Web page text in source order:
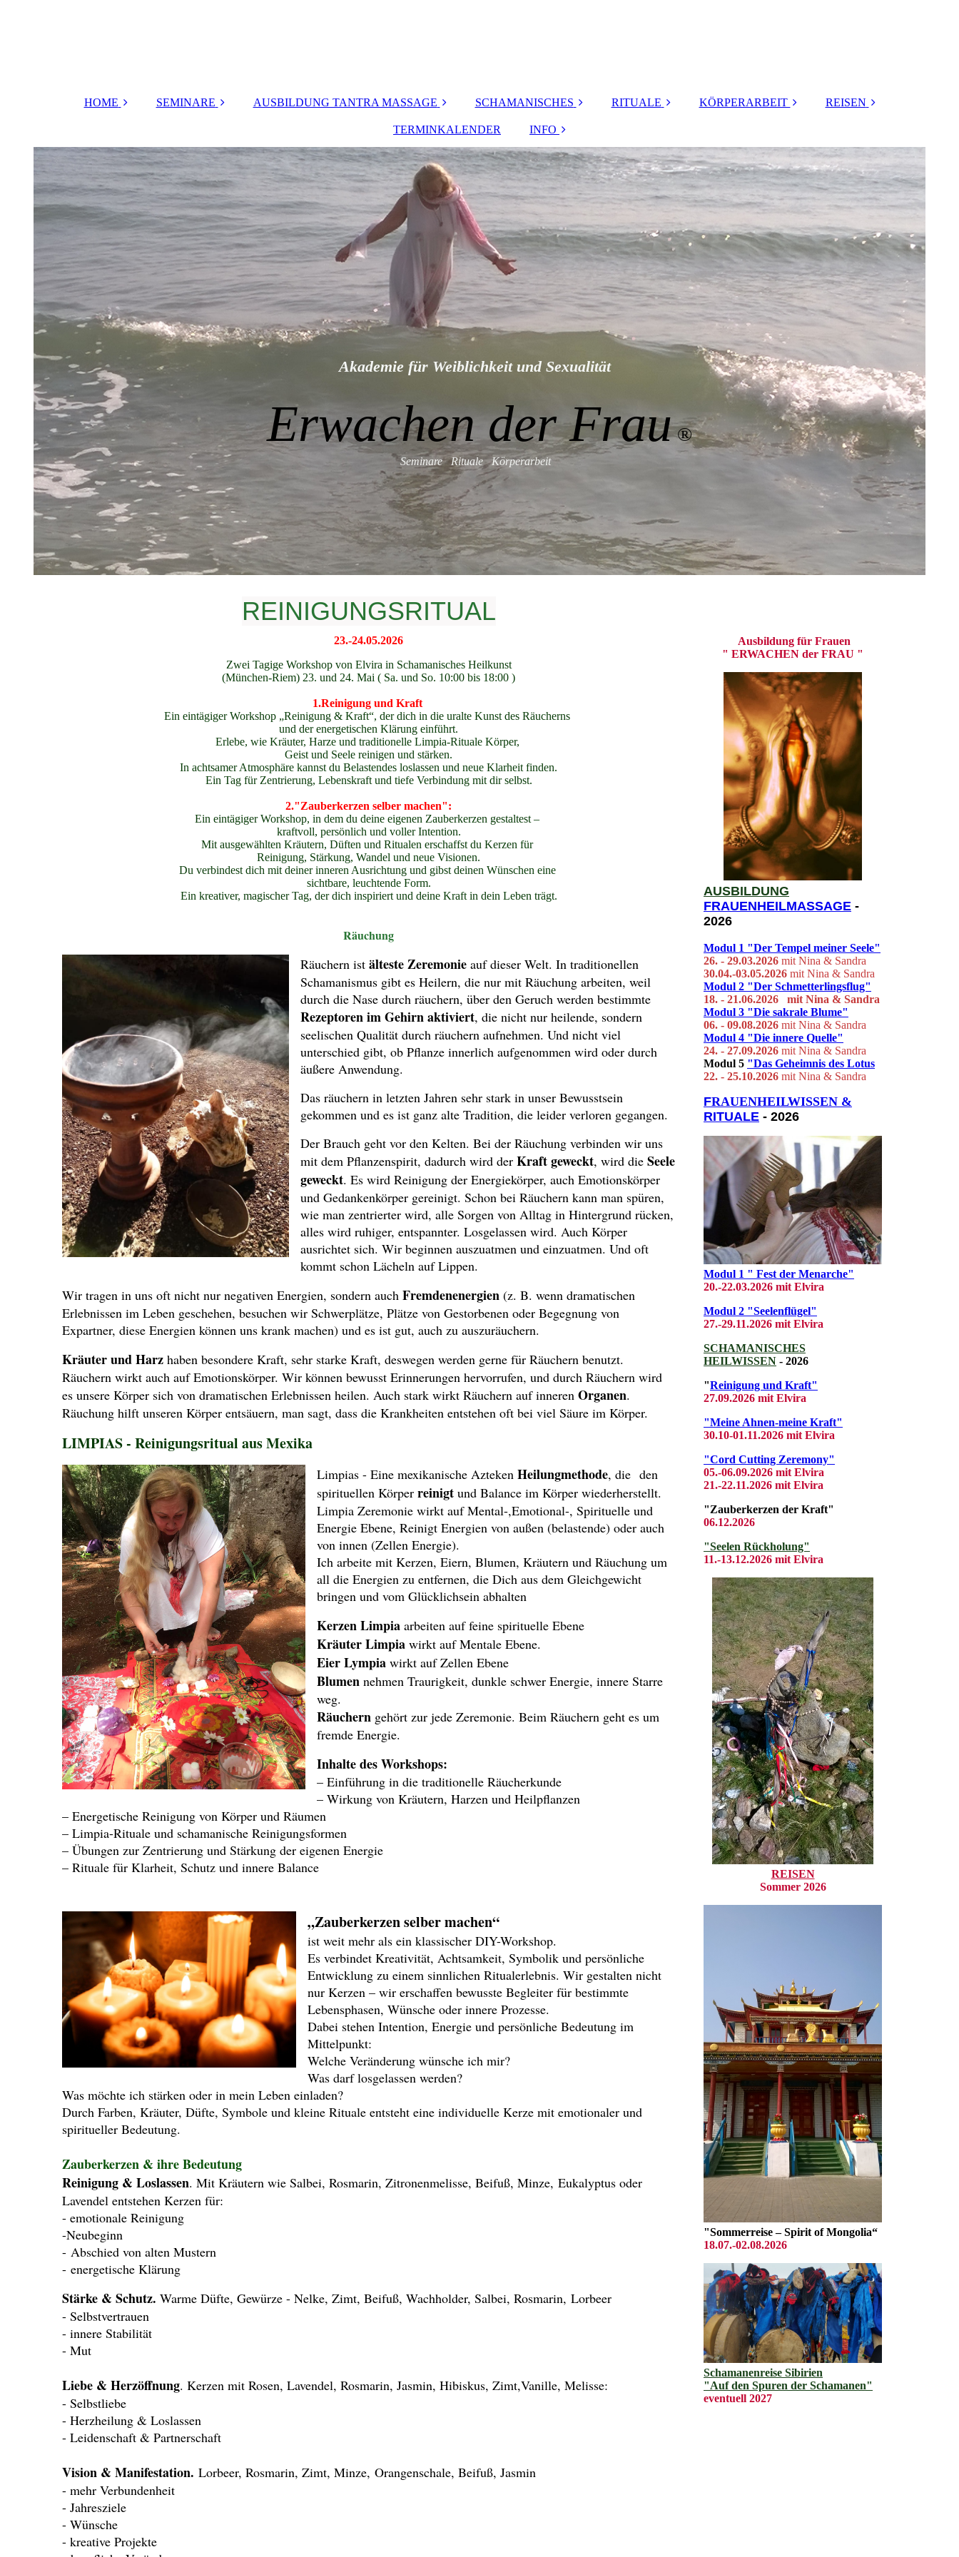
HOME SEMINARE
URKRAFT DER
WEIBLICHKEIT
RITUALE
FÜR PAARE
FRAUEN
RETREAT(KlosterG
ut Schlehdorf)
FRAUEN
RETREAT
(Schöllnach)
AUSBILDUNG TANTRA MASSAGE
Body in Move
Sinnfonie der Hände
Lotuskelch &
Vajrakraft
Herz und Ekstase
Tor des Vertrauens
Wege der
Meisterschaft
Deep & Silence
SCHAMANISCHES
SCHAMANISCHES
TRADITION
SCHAMANISCHE
HEILUNG &
KÖRPERARBEIT
RITUALE
Fruchtbarkeit.
Brautritual
Geburt
schließen.Wickeln
nach der Geburt
Kinderverlust Ritual
Lösung von alten
Bindungen
Weisheitshütterin
KÖRPERARBEIT
YONI HEALING
DE-ARMOURING
GAIA-METHODE
SCHWANGERSCH
AFT
YONI STEAM
FAQ Fragen &
Antworten
REISEN
SCHAMANEN
REISE SIBIRIEN
SCHAMANISCHES
NEUES JAHR
REISE SANKT
PETERSBURG
WINTERREISE
BAIKAL
AUSZEIT IM
SONNENWALD
TERMINKALENDER INFO
MEINE VITA
FRAUEN
MASSEURINNEN
ENERGIE
AUSGLEICH
KONTAKT
Akademie für Weiblichkeit und Sexualität
Erwachen der Frau ®
Seminare Rituale Körperarbeit
REINIGUNGSRITUAL
23.-24.05.2026
Zwei Tagige Workshop von Elvira in Schamanisches Heilkunst
(München-Riem) 23. und 24. Mai ( Sa. und So. 10:00 bis 18:00 )
1.Reinigung und Kraft
Ein eintägiger Workshop „Reinigung & Kraft“, der dich in die uralte Kunst des Räucherns
und der energetischen Klärung einführt.
Erlebe, wie Kräuter, Harze und traditionelle Limpia-Rituale Körper,
Geist und Seele reinigen und stärken.
In achtsamer Atmosphäre kannst du Belastendes loslassen und neue Klarheit finden.
Ein Tag für Zentrierung, Lebenskraft und tiefe Verbindung mit dir selbst.
2."Zauberkerzen selber machen":
Ein eintägiger Workshop, in dem du deine eigenen Zauberkerzen gestaltest –
kraftvoll, persönlich und voller Intention.
Mit ausgewählten Kräutern, Düften und Ritualen erschaffst du Kerzen für
Reinigung, Stärkung, Wandel und neue Visionen.
Du verbindest dich mit deiner inneren Ausrichtung und gibst deinen Wünschen eine
sichtbare, leuchtende Form.
Ein kreativer, magischer Tag, der dich inspiriert und deine Kraft in dein Leben trägt.
Räuchung
Räuchern ist älteste Zeremonieauf dieser Welt. In traditionellen
Schamanismus gibt es Heilern, die nur mit Räuchung arbeiten, weil
durch die Nase durch räuchern, über den Geruch werden bestimmte
Rezeptoren im Gehirn aktiviert, die nicht nur heilende, sondern
seelischen Qualität durch räuchern aufnehmen. Und nicht viel
unterschied gibt, ob Pflanze innerlich aufgenommen wird oder durch
äußere Anwendung.
Das räuchern in letzten Jahren sehr stark in unser Bewusstsein
gekommen und es ist ganz alte Tradition, die leider verloren gegangen.
Der Brauch geht vor den Kelten. Bei der Räuchung verbinden wir uns
mit dem Pflanzenspirit, dadurch wird der Kraft geweckt, wird dieSeele
geweckt. Es wird Reinigung der Energiekörper, auch Emotionskörper
und Gedankenkörper gereinigt. Schon bei Räuchern kann man spüren,
wie man zentrierter wird, alle Sorgen von Alltag in Hintergrund rücken,
alles wird ruhiger, entspannter. Losgelassen wird. Auch Körper
ausrichtet sich. Wir beginnen auszuatmen und einzuatmen. Und oft
kommt schon Lächeln auf Lippen.
Wir tragen in uns oft nicht nur negativen Energien, sondern auch Fremdenenergien (z. B. wenn dramatischen
Erlebnissen im Leben geschehen, besuchen wir Schwerplätze, Plätze von Gestorbenen oder Begegnung von
Expartner, diese Energien können uns krank machen) und es ist gut, auch zu auszuräuchern.
Kräuter und Harz haben besondere Kraft, sehr starke Kraft, deswegen werden gerne für Räuchern benutzt.
Räuchern wirkt auch auf Emotionskörper. Wir können bewusst Erinnerungen hervorrufen, und durch Räuchern wird
es unsere Körper sich von dramatischen Erlebnissen heilen. Auch stark wirkt Räuchern auf inneren Organen.
Räuchung hilft unseren Körper entsäuern, man sagt, dass die Krankheiten entstehen oft bei viel Säure im Körper.
LIMPIAS - Reinigungsritual aus Mexika
Limpias - Eine mexikanische AztekenHeilungmethode, die den
spirituellen Körperreinigt und Balance im Körper wiederherstellt.
Limpia Zeremonie wirkt auf Mental-,Emotional-, Spirituelle und
Energie Ebene, Reinigt Energien von außen (belastende) oder auch
von innen (Zellen Energie).
Ich arbeite mit Kerzen, Eiern, Blumen, Kräutern und Räuchung um
all die Energien zu entfernen, die Dich aus dem Gleichgewicht
bringen und vom Glücklichsein abhalten
Kerzen Limpia arbeiten auf feine spirituelle Ebene
Kräuter Limpiawirkt auf Mentale Ebene.
Eier Lympia wirkt auf Zellen Ebene
Blumen nehmen Traurigkeit, dunkle schwer Energie, innere Starre
weg.
Räuchern gehört zur jede Zeremonie. Beim Räuchern geht es um
fremde Energie.
Inhalte des Workshops:
– Einführung in die traditionelle Räucherkunde
– Wirkung von Kräutern, Harzen und Heilpflanzen
– Energetische Reinigung von Körper und Räumen
– Limpia-Rituale und schamanische Reinigungsformen
– Übungen zur Zentrierung und Stärkung der eigenen Energie
– Rituale für Klarheit, Schutz und innere Balance
„Zauberkerzen selber machen“
ist weit mehr als ein klassischer DIY-Workshop.
Es verbindet Kreativität, Achtsamkeit, Symbolik und persönliche
Entwicklung zu einem sinnlichen Ritualerlebnis. Wir gestalten nicht
nur Kerzen – wir erschaffen bewusste Begleiter für bestimmte
Lebensphasen, Wünsche oder innere Prozesse.
Dabei stehen Intention, Energie und persönliche Bedeutung im
Mittelpunkt:
Welche Veränderung wünsche ich mir?
Was darf losgelassen werden?
Was möchte ich stärken oder in mein Leben einladen?
Durch Farben, Kräuter, Düfte, Symbole und kleine Rituale entsteht eine individuelle Kerze mit emotionaler und
spiritueller Bedeutung.
Zauberkerzen & ihre Bedeutung
Reinigung & Loslassen. Mit Kräutern wie Salbei, Rosmarin, Zitronenmelisse, Beifuß, Minze, Eukalyptus oder
Lavendel entstehen Kerzen für:
- emotionale Reinigung
-Neubeginn
- Abschied von alten Mustern
- energetische Klärung
Stärke & Schutz. Warme Düfte, Gewürze - Nelke, Zimt, Beifuß, Wachholder, Salbei, Rosmarin, Lorbeer
- Selbstvertrauen
- innere Stabilität
- Mut
Liebe & Herzöffnung. Kerzen mit Rosen, Lavendel, Rosmarin, Jasmin, Hibiskus, Zimt,Vanille, Melisse:
- Selbstliebe
- Herzheilung & Loslassen
- Leidenschaft & Partnerschaft
Vision & Manifestation. Lorbeer, Rosmarin, Zimt, Minze, Orangenschale, Beifuß, Jasmin
- mehr Verbundenheit
- Jahresziele
- Wünsche
- kreative Projekte
Ausbildung für Frauen
" ERWACHEN der FRAU "
AUSBILDUNG
FRAUENHEILMASSAGE -
2026
Modul 1 "Der Tempel meiner Seele"
26. - 29.03.2026 mit Nina & Sandra
30.04.-03.05.2026 mit Nina & Sandra
Modul 2 "Der Schmetterlingsflug"
18. - 21.06.2026 mit Nina & Sandra
Modul 3 "Die sakrale Blume"
06. - 09.08.2026 mit Nina & Sandra
Modul 4 "Die innere Quelle"
24. - 27.09.2026 mit Nina & Sandra
Modul 5 "Das Geheimnis des Lotus
22. - 25.10.2026 mit Nina & Sandra
FRAUENHEILWISSEN &
RITUALE - 2026
Modul 1 " Fest der Menarche"
20.-22.03.2026 mit Elvira
Modul 2 "Seelenflügel"
27.-29.11.2026 mit Elvira
SCHAMANISCHES
HEILWISSEN - 2026
"Reinigung und Kraft"
27.09.2026 mit Elvira
"Meine Ahnen-meine Kraft"
30.10-01.11.2026 mit Elvira
"Cord Cutting Zeremony"
05.-06.09.2026 mit Elvira
21.-22.11.2026 mit Elvira
"Zauberkerzen der Kraft"
06.12.2026
"Seelen Rückholung"
11.-13.12.2026 mit Elvira
REISEN
Sommer 2026
"Sommerreise – Spirit of Mongolia“
18.07.-02.08.2026
Schamanenreise Sibirien
"Auf den Spuren der Schamanen"
eventuell 2027